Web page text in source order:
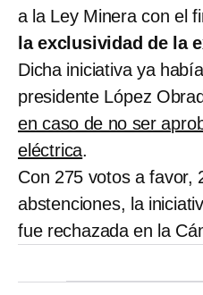
a la Ley Minera con el
la exclusividad de la
Dicha iniciativa ya
presidente López
en caso de no ser
eléctrica.
Con 275 votos a favor,
abstenciones, la
fue rechazada en la